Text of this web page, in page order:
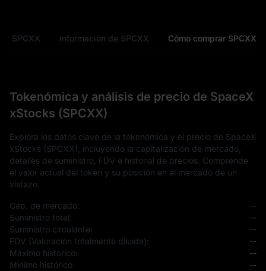
SPCXX Información de SPCXX Cómo comprar SPCXX
Tokenómica y análisis de precio de SpaceX
xStocks (SPCXX)
Explora los datos clave de la tokenómica y el precio de SpaceX
xStocks (SPCXX), incluyendo la capitalización de mercado,
detalles de suministro, FDV e historial de precios. Comprende
el valor actual del token y su posición en el mercado de un
vistazo.
Cap. de mercado:
--
Suministro total:
--
Suministro circulante:
--
FDV (Valoración totalmente diluida):
--
Máximo histórico:
--
Mínimo histórico:
--